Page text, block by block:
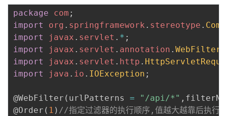
藏
package com ;
import
org . springframework . stereotype .
import
javax . servlet . * ;
import
javax . servlet . annotation . WebFilter
import
javax . servlet . http .
import
java . io . IOException ;
@WebFilter ( urlPatterns = "/api/*" ,
@Order ( 1 ) //指定过滤器的执行顺序,值越大越靠后执行